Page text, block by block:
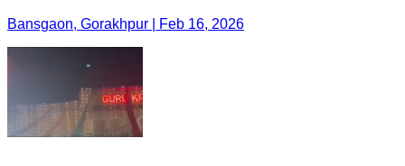
Bansgaon, Gorakhpur | Feb 16, 2026